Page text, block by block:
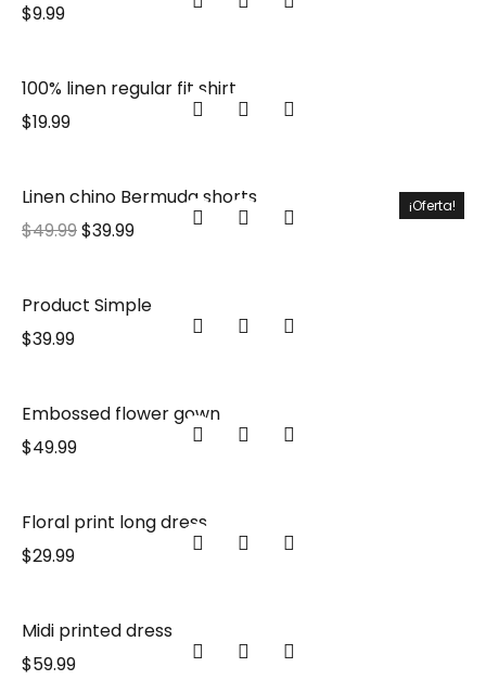
$9.99
100% linen regular fit shirt
$19.99
¡Oferta!
Linen chino Bermuda shorts
$49.99$39.99
Product Simple
$39.99
Embossed flower gown
$49.99
Floral print long dress
$29.99
Midi printed dress
$59.99